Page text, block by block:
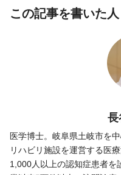
この記事を書いた人
長
医学博士。岐阜県土岐市を
リハビリ施設を運営する医
1,000人以上の認知症患者を